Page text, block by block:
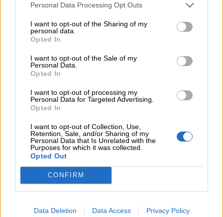
Personal Data Processing Opt Outs
I want to opt-out of the Sharing of my
personal data.
Opted In
I want to opt-out of the Sale of my
Personal Data.
Opted In
I want to opt-out of processing my
Personal Data for Targeted Advertising.
Opted In
I want to opt-out of Collection, Use,
Retention, Sale, and/or Sharing of my
Personal Data that Is Unrelated with the
Purposes for which it was collected.
Opted Out
CONFIRM
Data Deletion Data Access Privacy Policy
Auguri
Barzellette
Educazione
positiva
Il culto delle regole è una illusione pedagogica